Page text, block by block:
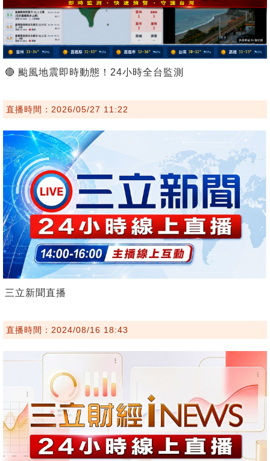
🔴 颱風地震即時動態！24小時全台監測
直播時間：2026/05/27 11:22
三立新聞直播
直播時間：2024/08/16 18:43